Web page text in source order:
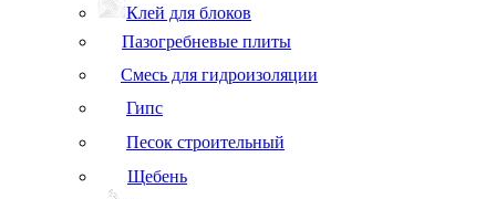
Клей для блоков
Пазогребневые плиты
Смесь для гидроизоляции
Гипс
Песок строительный
Щебень